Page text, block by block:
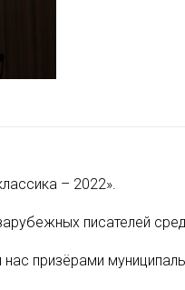
– 2022».
писателей
призёрами